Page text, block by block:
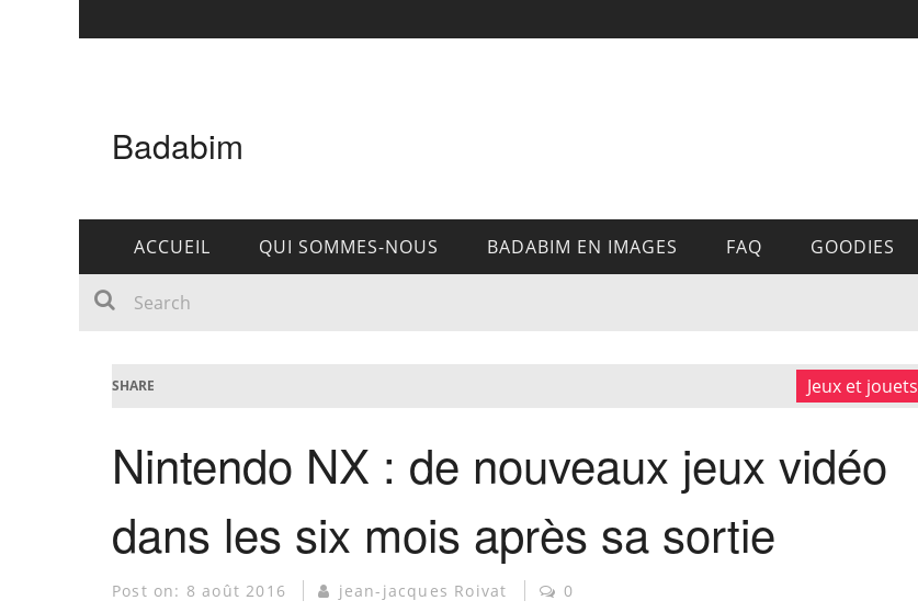
Badabim
ACCUEIL QUI SOMMES-NOUS BADABIM EN IMAGES FAQ GOODIES
SHARE Jeux et jouets
Nintendo NX : de nouveaux jeux vidéo
dans les six mois après sa sortie
Post on: 8 août 2016 jean-jacques Roivat 0